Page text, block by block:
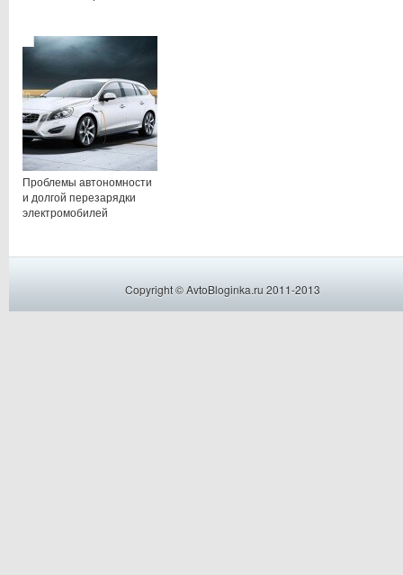
Проблемы автономности
и долгой перезарядки
электромобилей
Copyright © AvtoBloginka.ru 2011-2013